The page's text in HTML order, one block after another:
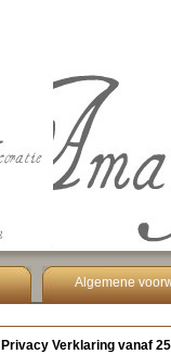
Algemene
Privacy Verklaring vanaf